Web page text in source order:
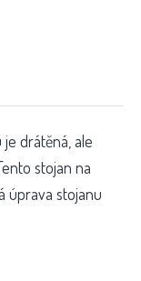
drátěná, ale
stojan na
úprava stojanu